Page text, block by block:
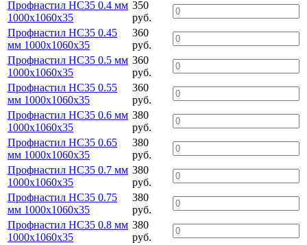
Профнастил НС35 0.4 мм
1000х1060х35
350
руб.
Профнастил НС35 0.45
мм 1000х1060х35
360
руб.
Профнастил НС35 0.5 мм
1000х1060х35
360
руб.
Профнастил НС35 0.55
мм 1000х1060х35
360
руб.
Профнастил НС35 0.6 мм
1000х1060х35
380
руб.
Профнастил НС35 0.65
мм 1000х1060х35
380
руб.
Профнастил НС35 0.7 мм
1000х1060х35
380
руб.
Профнастил НС35 0.75
мм 1000х1060х35
380
руб.
Профнастил НС35 0.8 мм
1000х1060х35
380
руб.